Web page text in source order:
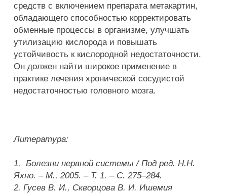
средств с включением препарата метакартин,
обладающего способностью корректировать
обменные процессы в организме, улучшать
утилизацию кислорода и повышать
устойчивость к кислородной недостаточности.
Он должен найти широкое применение в
практике лечения хронической сосудистой
недостаточностью головного мозга.
Литература:
1. Болезни нервной системы / Под ред. Н.Н.
Яхно. – М., 2005. – Т. 1. – С. 275–284.
2.Гусев В. И., Скворцова В. И. Ишемия